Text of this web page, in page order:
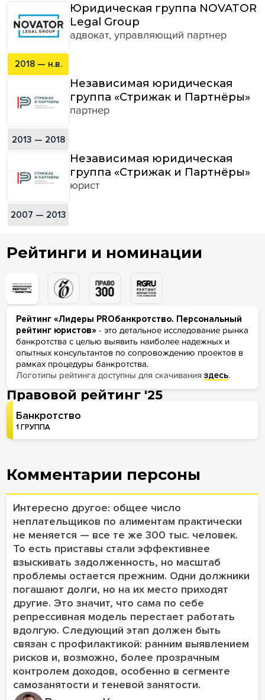
2018 — н.в.
Юридическая группа NOVATOR
Legal Group
адвокат, управляющий партнер
2013 — 2018
Независимая юридическая
группа «Стрижак и Партнёры»
партнер
2007 — 2013
Независимая юридическая
группа «Стрижак и Партнёры»
юрист
Рейтинги и номинации
Рейтинг «Лидеры PROбанкротство. Персональный
рейтинг юристов»- это детальное исследование рынка
банкротства с целью выявить наиболее надежных и
опытных консультантов по сопровождению проектов в
рамках процедуры банкротства.
Логотипы рейтинга доступны для скачивания здесь.
Правовой рейтинг '25
Банкротство
1 ГРУППА
Комментарии персоны
Интересно другое: общее число
неплательщиков по алиментам практически
не меняется — все те же 300 тыс. человек.
То есть приставы стали эффективнее
взыскивать задолженность, но масштаб
проблемы остается прежним. Одни должники
погашают долги, но на их место приходят
другие. Это значит, что сама по себе
репрессивная модель перестает работать
вдолгую. Следующий этап должен быть
связан с профилактикой: ранним выявлением
рисков и, возможно, более прозрачным
контролем доходов, особенно в сегменте
самозанятости и теневой занятости.